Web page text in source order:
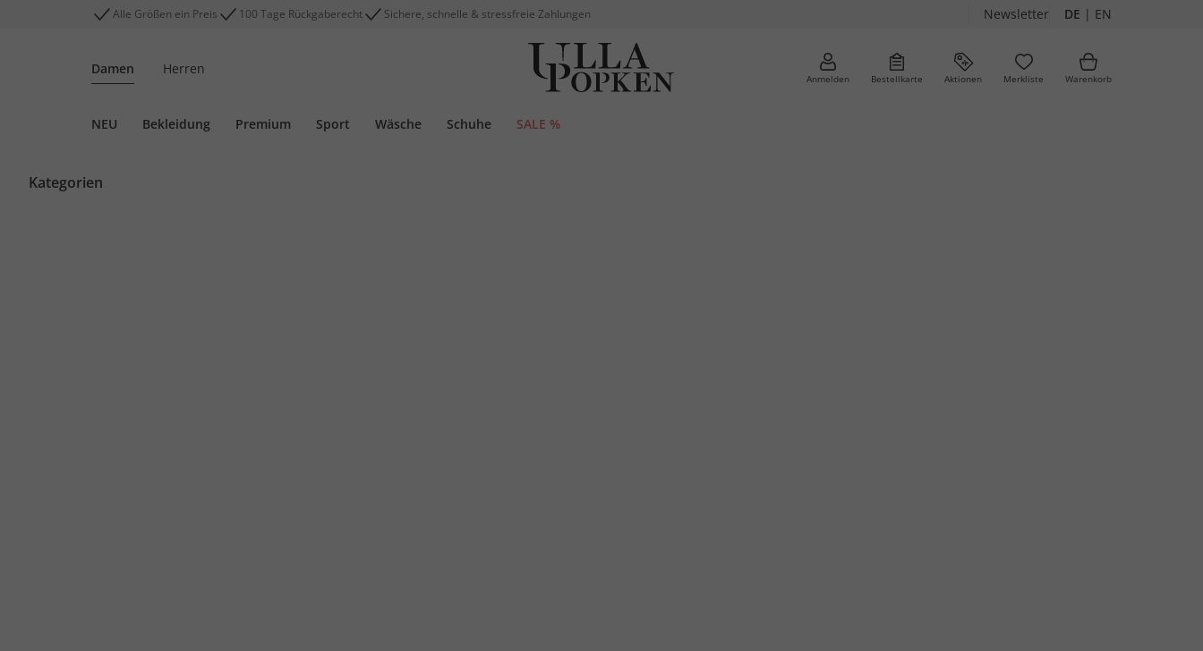
Alle Größen ein Preis 100 Tage Rückgaberecht Sichere, schnelle & stressfreie Zahlungen Newsletter DE | EN
Damen Herren
Anmelden Bestellkarte Aktionen Merkliste Warenkorb
NEU Bekleidung Premium Sport Wäsche Schuhe SALE %
Kategorien